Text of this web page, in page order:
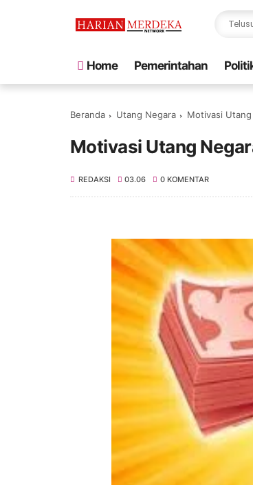
Home Pemerintahan
Beranda Utang Negara Motivasi
Motivasi Utang
REDAKSI 03.06 0 KOMENTAR